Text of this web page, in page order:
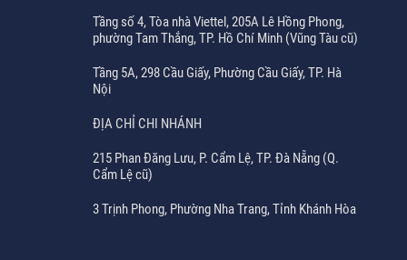
Tầng số 4, Tòa nhà Viettel, 205A Lê Hồng Phong,
phường Tam Thắng, TP. Hồ Chí Minh (Vũng Tàu cũ)
Tầng 5A, 298 Cầu Giấy, Phường Cầu Giấy, TP. Hà
Nội
ĐỊA CHỈ CHI NHÁNH
215 Phan Đăng Lưu, P. Cẩm Lệ, TP. Đà Nẵng (Q.
Cẩm Lệ cũ)
3 Trịnh Phong, Phường Nha Trang, Tỉnh Khánh Hòa